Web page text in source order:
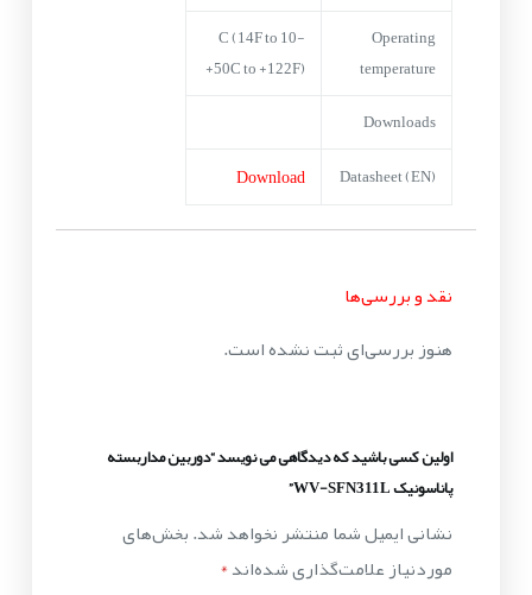
Operating
temperature
-10 C (14F to
+50C to +122F)
Downloads
Datasheet (EN)
Download
نقد و بررسی‌ها
هنوز بررسی‌ای ثبت نشده است.
اولین کسی باشید که دیدگاهی می نویسد “دوربین مداربسته
پاناسونیک WV-SFN311L”
نشانی ایمیل شما منتشر نخواهد شد.بخش‌های
موردنیاز علامت‌گذاری شده‌اند*